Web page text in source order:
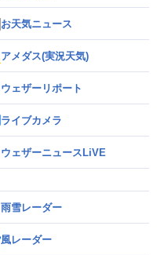
お天気ニュース
アメダス(実況天気)
ウェザーリポート
ライブカメラ
ウェザーニュースLiVE
雨雪レーダー
風レーダー